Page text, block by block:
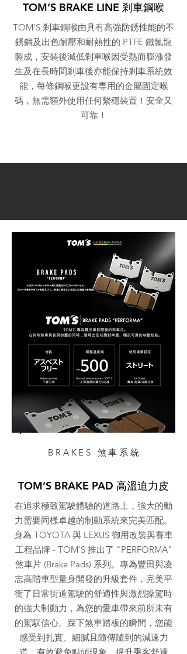
TOM’S BRAKE LINE 剎車鋼喉
TOM’S 剎車鋼喉由具有高強防銹性能的不
銹鋼及出色耐壓和耐熱性的 PTFE 鐵氟龍
製成，安裝後減低剎車喉因受熱而膨漲發
生及在長時間剎車後亦能保持剎車系統效
能，每條鋼喉更設有専用的金屬固定喉
碼，無需額外使用任何繫穩裝置！安全又
可靠！
BRAKES 煞車系統
TOM’S BRAKE PAD 高溫迫力皮
在追求極致駕駛體驗的道路上，強大的動
力需要同樣卓越的制動系統來完美匹配。
身為 TOYOTA 與 LEXUS 御用改裝與賽車
工程品牌 - TOM'S 推出了 "PERFORMA"
煞車片 (Brake Pads) 系列。專為豐田與凌
志高階車型量身開發的升級套件，完美平
衡了日常街道駕駛的舒適性與激烈操駕時
的強大制動力，為您的愛車帶來前所未有
的駕馭信心。踩下煞車踏板的瞬間，您能
感受到扎實、細膩且隨傳隨到的減速力